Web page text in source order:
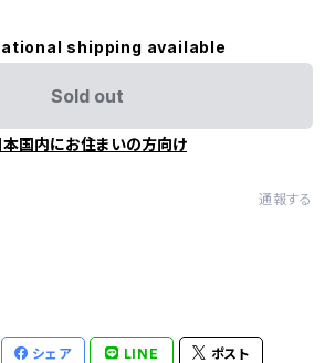
shipping available
Sold out
本国内にお住まいの方向け
通報する
シェア LINE ポスト